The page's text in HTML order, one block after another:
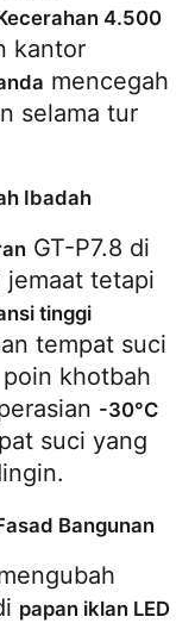
4.500
kantor
mencegah
selama tur
Ibadah
GT-P7.8 di
tetapi
tinggi
tempat suci
khotbah
-30°C
suci yang
Bangunan
papan iklan LED